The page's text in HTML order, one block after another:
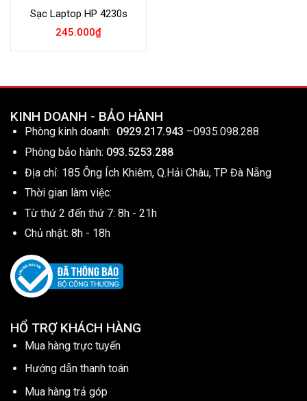
Sạc Laptop HP 4230s
245.000₫
KINH DOANH - BẢO HÀNH
Phòng kinh doanh: 0929.217.943 –0935.098.288
Phòng bảo hành: 093.5253.288
Địa chỉ: 185 Ông Ích Khiêm, Q.Hải Châu, TP Đà Nẵng
Thời gian làm việc:
Từ thứ 2 đến thứ 7: 8h - 21h
Chủ nhật: 8h - 18h
HỔ TRỢ KHÁCH HÀNG
Mua hàng trực tuyến
Hướng dẫn thanh toán
Mua hàng trả góp